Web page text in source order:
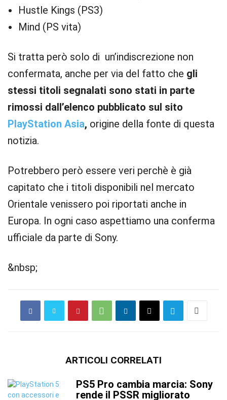
Hustle Kings (PS3)
Mind (PS vita)
Si tratta però solo di un’indiscrezione non
confermata, anche per via del fatto che gli
stessi titoli segnalati sono stati in parte
rimossi dall’elenco pubblicato sul sito
PlayStation Asia, origine della fonte di questa
notizia.
Potrebbero però essere veri perchè è già
capitato che i titoli disponibili nel mercato
Orientale venissero poi riportati anche in
Europa. In ogni caso aspettiamo una conferma
ufficiale da parte di Sony.
&nbsp;
ARTICOLI CORRELATI
PS5 Pro cambia marcia: Sony
rende il PSSR migliorato